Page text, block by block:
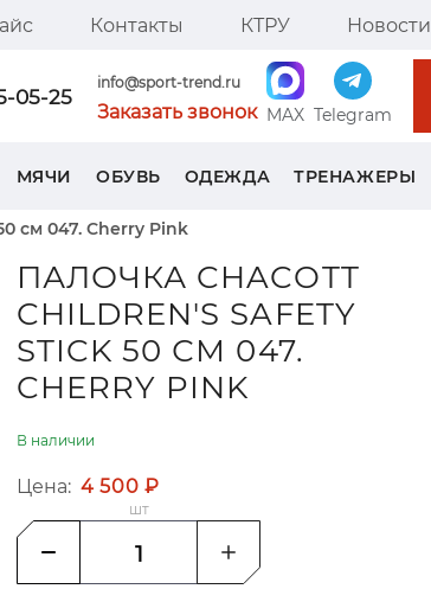
Контакты КТРУ Новости
05-25
info@sport-trend.ru
Заказать звонок MAX Telegram
МЯЧИ ОБУВЬ ОДЕЖДА ТРЕНАЖЕРЫ
см 047. Cherry Pink
ПАЛОЧКА CHACOTT
CHILDREN'S SAFETY
STICK 50 СМ 047.
CHERRY PINK
В наличии
Цена: 4 500 ₽
шт